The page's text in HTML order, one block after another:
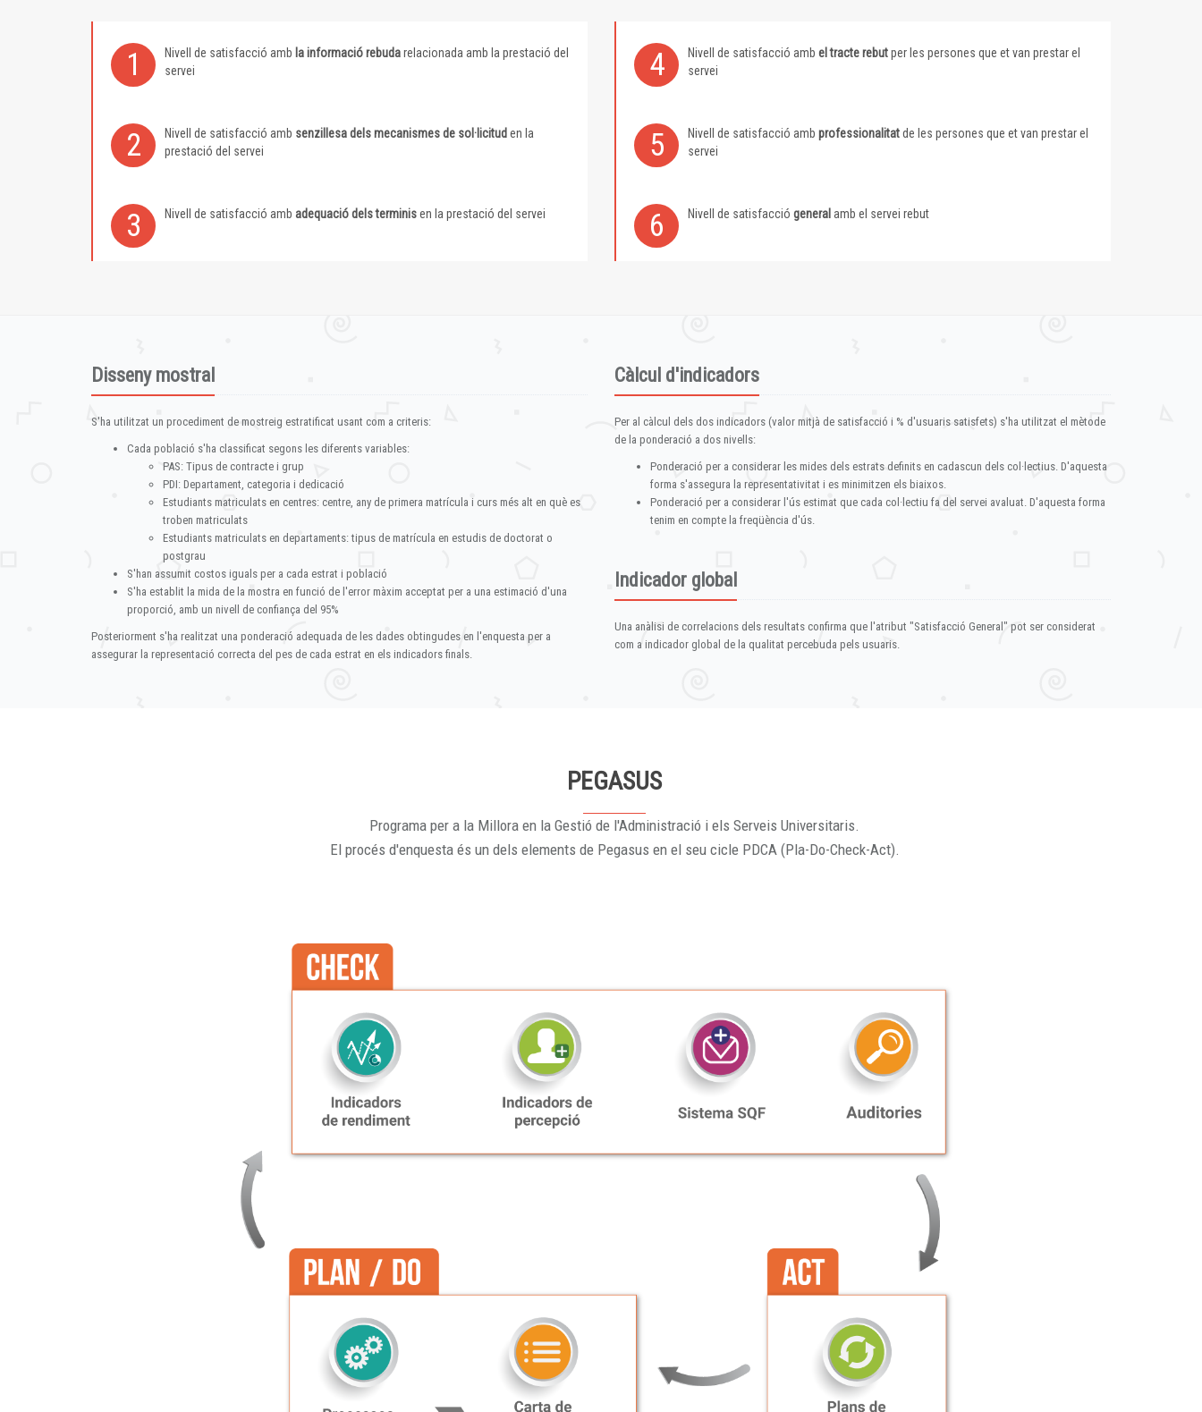
1 Nivell de satisfacció amb la informació rebudarelacionada amb la prestació del
servei
4 Nivell de satisfacció amb el tracte rebutper les persones que et van prestar el
servei
2 Nivell de satisfacció amb senzillesa dels mecanismes de sol·licitud en la
prestació del servei
5 Nivell de satisfacció amb professionalitatde les persones que et van prestar el
servei
3 Nivell de satisfacció amb adequació dels terminisen la prestació del servei 6 Nivell de satisfacció general amb el servei rebut
Disseny mostral
S'ha utilitzat un procediment de mostreig estratificat usant com a criteris:
Cada població s'ha classificat segons les diferents variables:
PAS: Tipus de contracte i grup
PDI: Departament, categoria i dedicació
Estudiants matriculats en centres: centre, any de primera matrícula i curs més alt en què es
troben matriculats
Estudiants matriculats en departaments: tipus de matrícula en estudis de doctorat o
postgrau
S'han assumit costos iguals per a cada estrat i població
S'ha establit la mida de la mostra en funció de l'error màxim acceptat per a una estimació d'una
proporció, amb un nivell de confiança del 95%
Posteriorment s'ha realitzat una ponderació adequada de les dades obtingudes en l'enquesta per a
assegurar la representació correcta del pes de cada estrat en els indicadors finals.
Càlcul d'indicadors
Per al càlcul dels dos indicadors (valor mitjà de satisfacció i % d'usuaris satisfets) s'ha utilitzat el mètode
de la ponderació a dos nivells:
Ponderació per a considerar les mides dels estrats definits en cadascun dels col·lectius. D'aquesta
forma s'assegura la representativitat i es minimitzen els biaixos.
Ponderació per a considerar l'ús estimat que cada col·lectiu fa del servei avaluat. D'aquesta forma
tenim en compte la freqüència d'ús.
Indicador global
Una anàlisi de correlacions dels resultats confirma que l'atribut "Satisfacció General" pot ser considerat
com a indicador global de la qualitat percebuda pels usuaris.
PEGASUS
Programa per a la Millora en la Gestió de l'Administració i els Serveis Universitaris.
El procés d'enquesta és un dels elements de Pegasus en el seu cicle PDCA (Pla-Do-Check-Act).